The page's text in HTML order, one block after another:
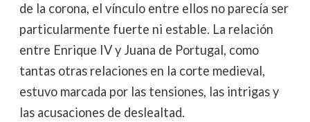
de la corona, el vínculo entre ellos no parecía ser
particularmente fuerte ni estable. La relación
entre Enrique IV y Juana de Portugal, como
tantas otras relaciones en la corte medieval,
estuvo marcada por las tensiones, las intrigas y
las acusaciones de deslealtad.